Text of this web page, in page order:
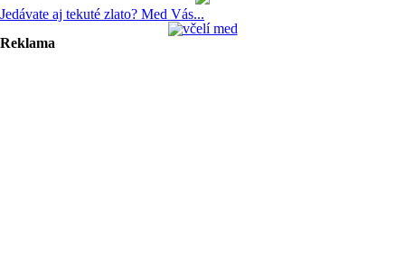
Jedávate aj tekuté zlato? Med Vás...
Reklama